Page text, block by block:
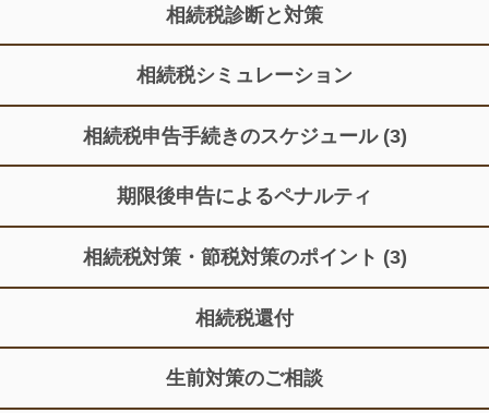
相続税診断と対策
相続税シミュレーション
相続税申告手続きのスケジュール (3)
期限後申告によるペナルティ
相続税対策・節税対策のポイント (3)
相続税還付
生前対策のご相談